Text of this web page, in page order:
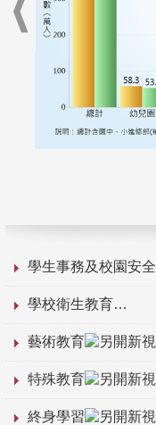
學生事務及校園安全
學校衛生教育
藝術教育
特殊教育
終身學習